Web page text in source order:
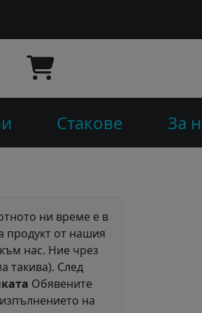
Стакове За
ни време е в
продукт от нашия
нас. Ние чрез
такива). След
Обявените
на